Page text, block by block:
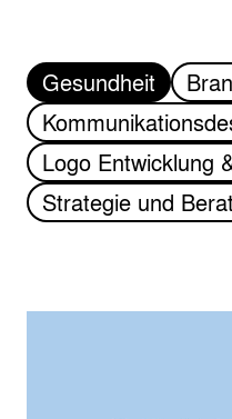
Gesundheit
Logo Entwicklung
Strategie und